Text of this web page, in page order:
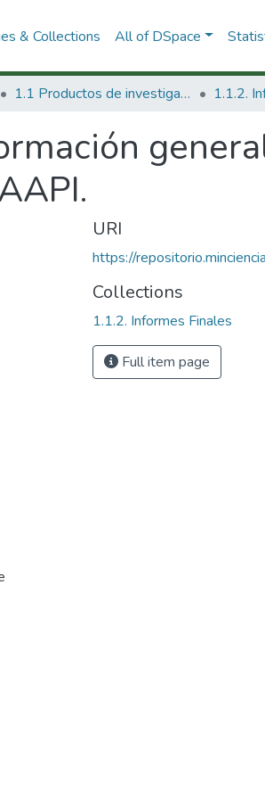
& Collections All of DSpace
1.1 Productos de investigación 1.1.2.
URI
https://
Collections
1.1.2. Informes Finales
Full item page